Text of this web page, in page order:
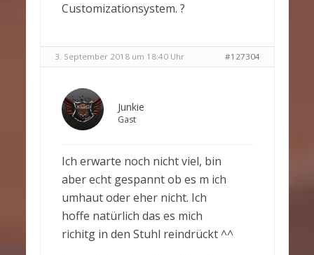
Customizationsystem. ?
3. September 2018 um 18:40 Uhr #127304
Junkie
Gast
Ich erwarte noch nicht viel, bin
aber echt gespannt ob es m ich
umhaut oder eher nicht. Ich
hoffe natürlich das es mich
richitg in den Stuhl reindrückt ^^